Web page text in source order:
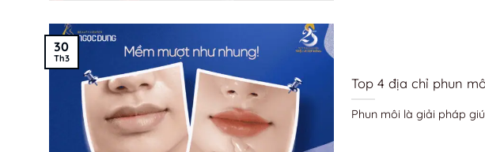
Top 4 địa chỉ phun
Phun môi là giải pháp
30
Th3